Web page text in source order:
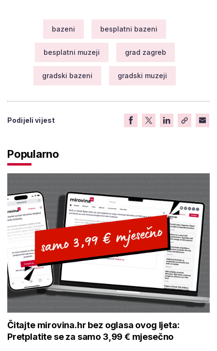
bazeni besplatni bazeni
besplatni muzeji grad zagreb
gradski bazeni gradski muzeji
Podijeli vijest
Popularno
Čitajte mirovina.hr bez oglasa ovog ljeta:
Pretplatite se za samo 3,99 € mjesečno